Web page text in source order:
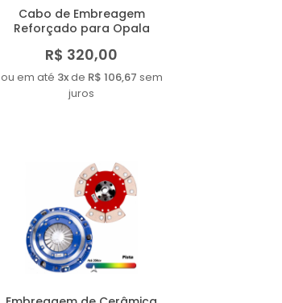
Cabo de Embreagem
Reforçado para Opala
R$ 320,00
ou em até 3xde R$ 106,67 sem
juros